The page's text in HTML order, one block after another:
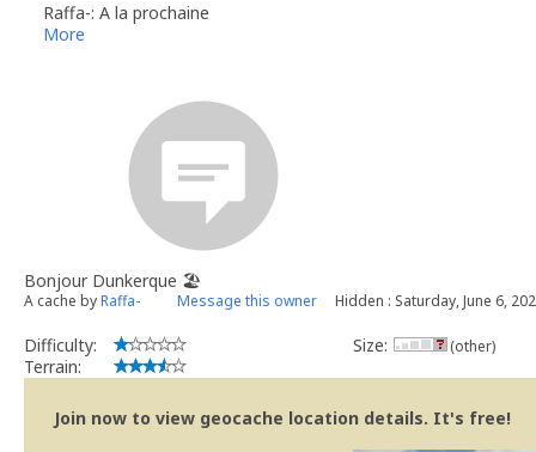
Raffa-: A la prochaine
More
Bonjour Dunkerque 🏖️
A cache byRaffa- Message this owner Hidden : Saturday, June 6,
Difficulty:
Terrain:
Size: (other)
Join now to view geocache location details. It's free!